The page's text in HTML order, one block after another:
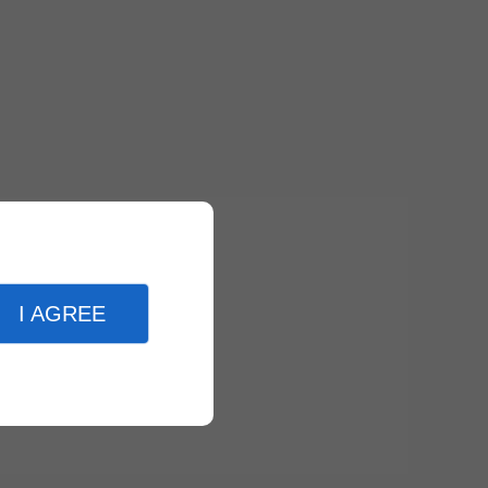
I AGREE
à